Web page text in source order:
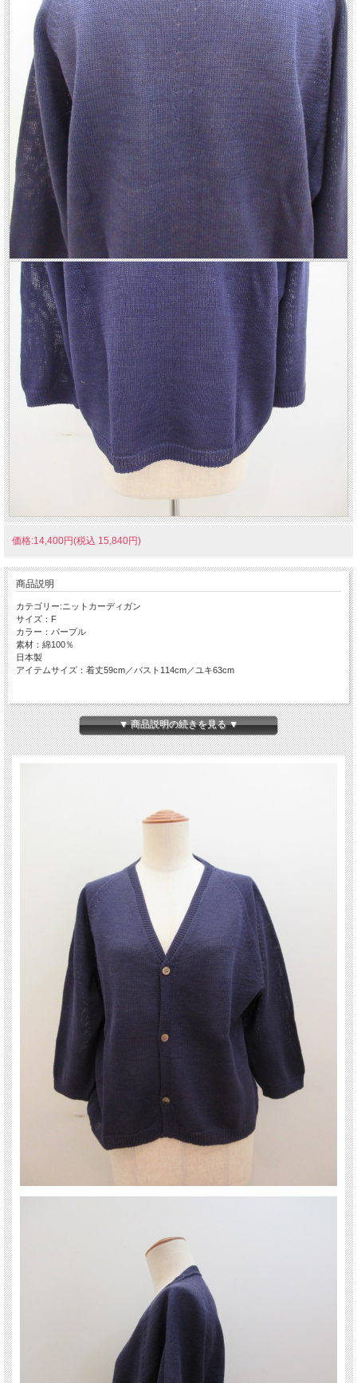
価格:14,400円(税込 15,840円)
商品説明
カテゴリー:ニットカーディガン
サイズ：F
カラー：パープル
素材：綿100％
日本製
アイテムサイズ：着丈59cm／バスト114cm／ユキ63cm
▼ 商品説明の続きを見る ▼